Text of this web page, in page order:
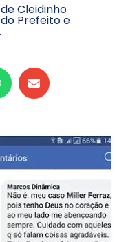
de Cleidinho
Prefeito e